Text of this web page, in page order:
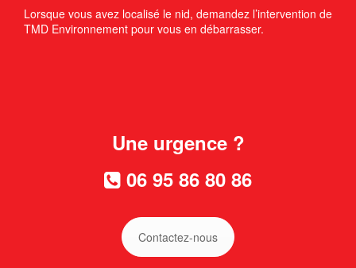
Lorsque vous avez localisé le nid, demandez l’intervention de
TMD Environnement pour vous en débarrasser.
Une urgence ?
06 95 86 80 86
Contactez-nous